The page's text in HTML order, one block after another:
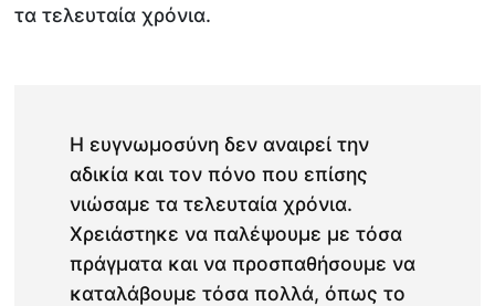
τα τελευταία χρόνια.
Η ευγνωμοσύνη δεν αναιρεί την
αδικία και τον πόνο που επίσης
νιώσαμε τα τελευταία χρόνια.
Χρειάστηκε να παλέψουμε με τόσα
πράγματα και να προσπαθήσουμε να
καταλάβουμε τόσα πολλά, όπως το